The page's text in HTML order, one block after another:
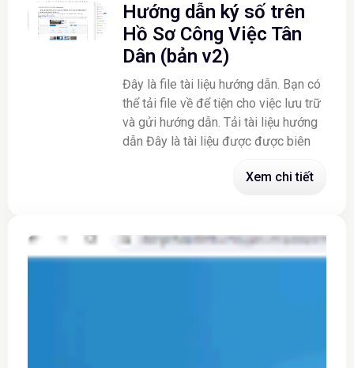
Hướng dẫn ký số trên
Hồ Sơ Công Việc Tân
Dân (bản v2)
Đây là file tài liệu hướng dẫn. Bạn có
thể tải file về để tiện cho việc lưu trữ
và gửi hướng dẫn. Tải tài liệu hướng
dẫn Đây là tài liệu được được biên
Xem chi tiết